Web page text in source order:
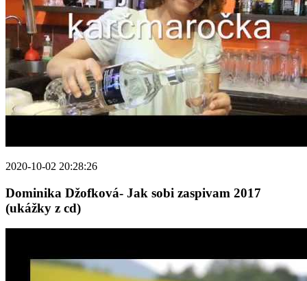
2020-10-02 20:28:26
Dominika Džofková- Jak sobi zaspivam 2017
(ukážky z cd)